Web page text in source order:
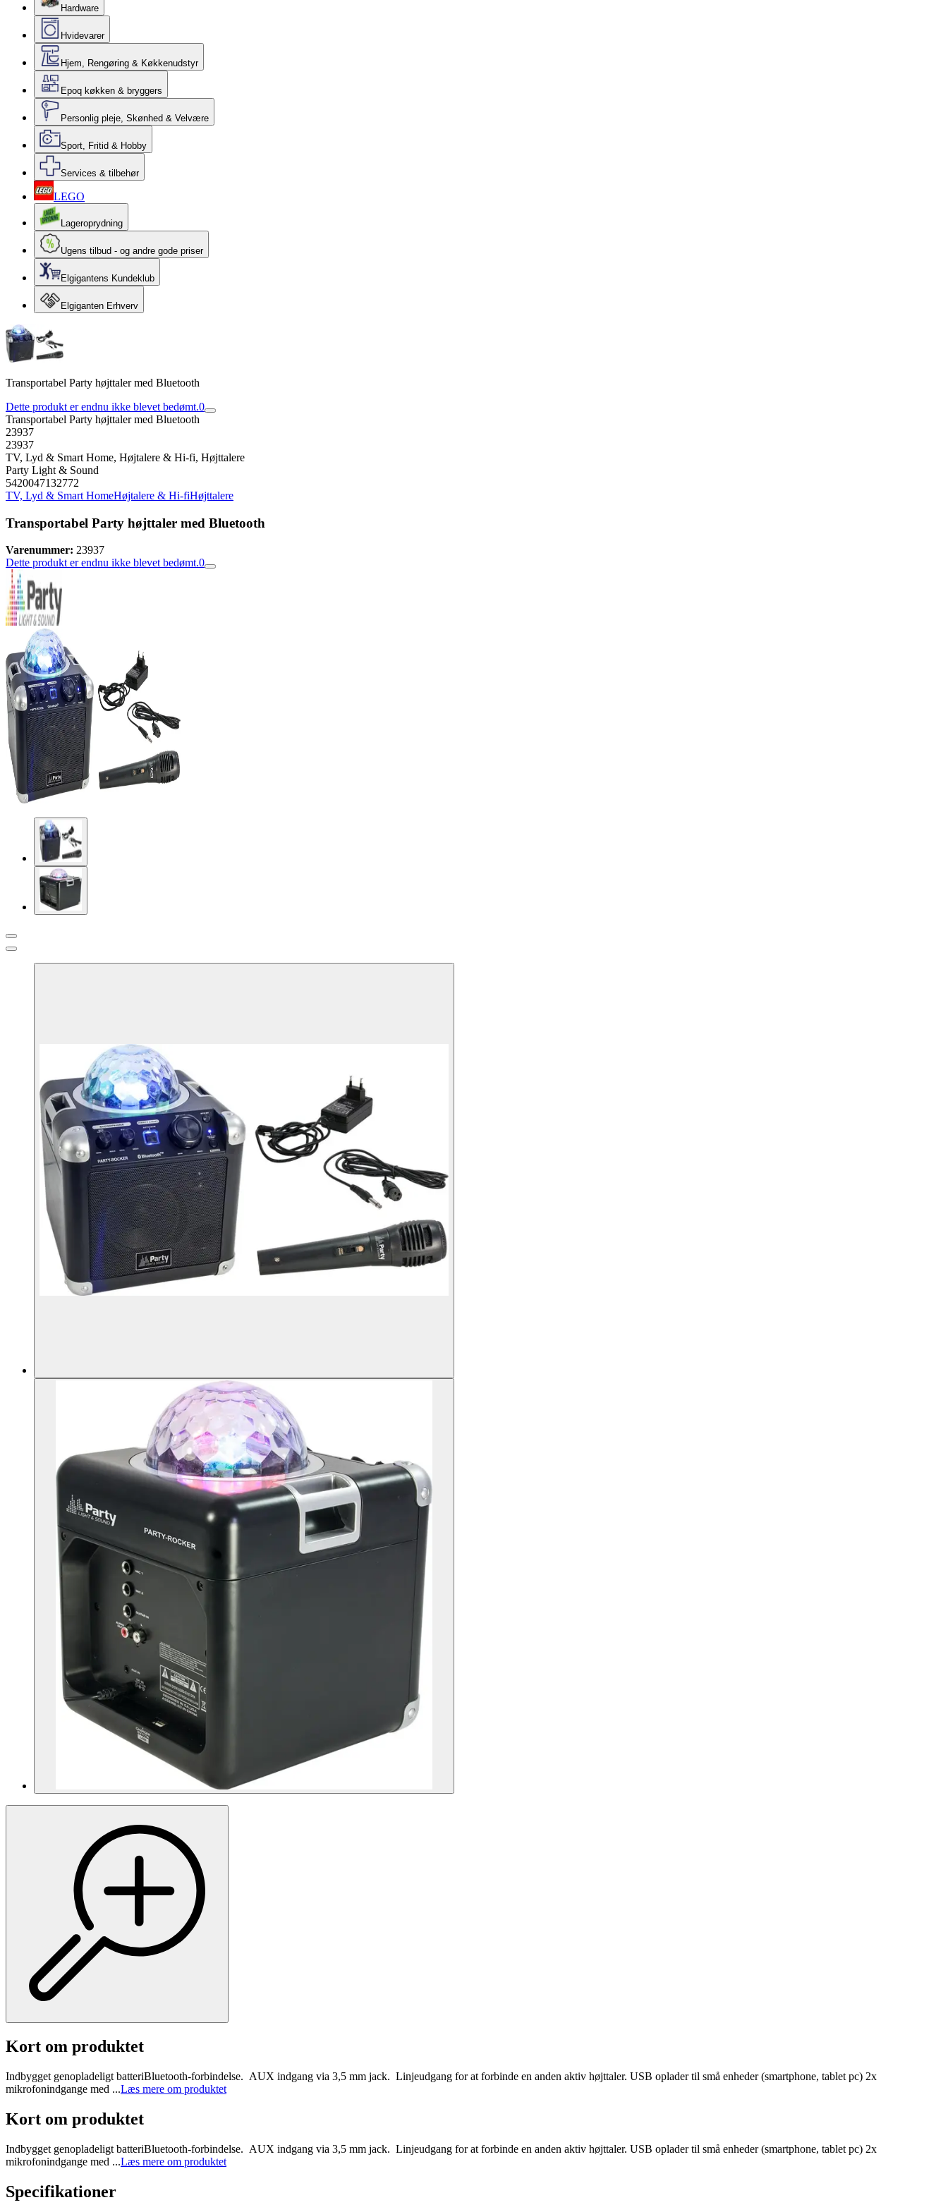
Hardware
Hvidevarer
Hjem, Rengøring & Køkkenudstyr
Epoq køkken & bryggers
Personlig pleje, Skønhed & Velvære
Sport, Fritid & Hobby
Services & tilbehør
LEGO
Lageroprydning
Ugens tilbud - og andre gode priser
Elgigantens Kundeklub
Elgiganten Erhverv
Transportabel Party højttaler med Bluetooth
Dette produkt er endnu ikke blevet bedømt.0
Transportabel Party højttaler med Bluetooth
23937
23937
TV, Lyd & Smart Home, Højtalere & Hi-fi, Højttalere
Party Light & Sound
5420047132772
TV, Lyd & Smart HomeHøjtalere & Hi-fiHøjttalere
Transportabel Party højttaler med Bluetooth
Varenummer: 23937
Dette produkt er endnu ikke blevet bedømt.0
Kort om produktet
Indbygget genopladeligt batteriBluetooth-forbindelse. AUX indgang via 3,5 mm jack. Linjeudgang for at forbinde en anden aktiv højttaler. USB oplader til små enheder (smartphone, tablet pc) 2x
mikrofonindgange med ...Læs mere om produktet
Kort om produktet
Indbygget genopladeligt batteriBluetooth-forbindelse. AUX indgang via 3,5 mm jack. Linjeudgang for at forbinde en anden aktiv højttaler. USB oplader til små enheder (smartphone, tablet pc) 2x
mikrofonindgange med ...Læs mere om produktet
Specifikationer